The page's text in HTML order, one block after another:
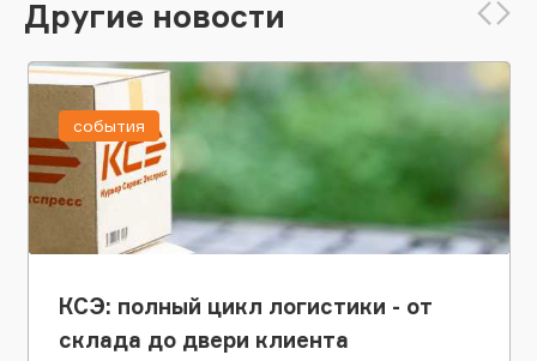
Другие новости
КСЭ: полный цикл логистики - от
склада до двери клиента
события